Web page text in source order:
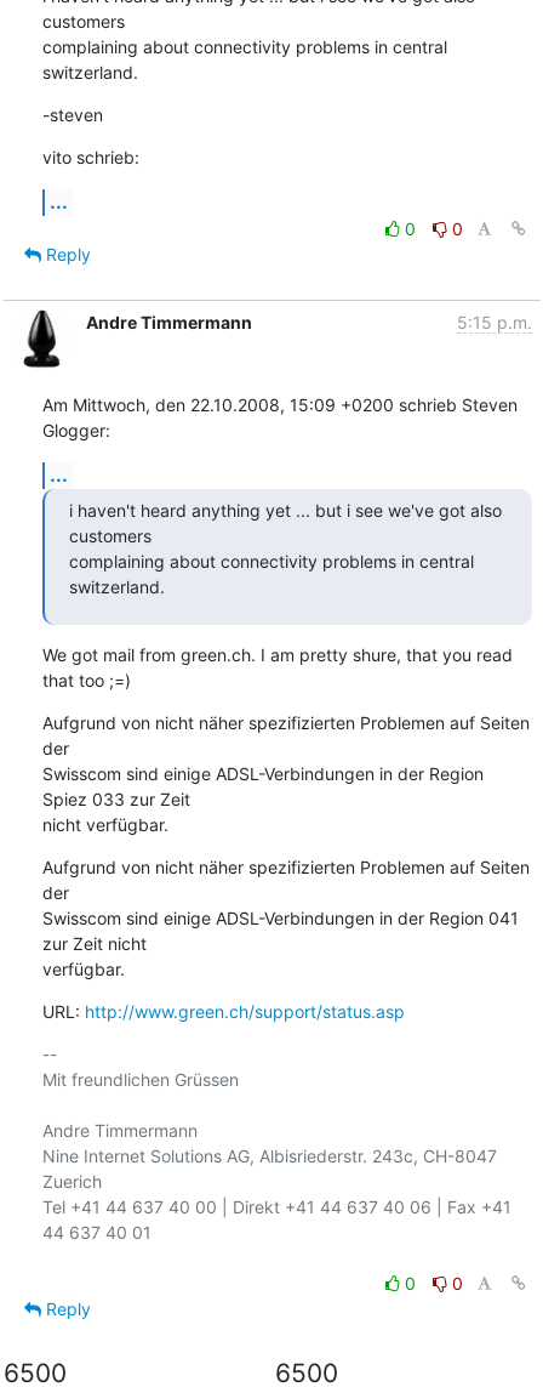
customers
complaining about connectivity problems in central
switzerland.
-steven
vito schrieb:
...
0
0
Reply
Andre Timmermann 5:15 p.m.
Am Mittwoch, den 22.10.2008, 15:09 +0200 schrieb Steven
Glogger:
...
i haven't heard anything yet ... but i see we've got also
customers
complaining about connectivity problems in central
switzerland.
We got mail from green.ch. I am pretty shure, that you read
that too ;=)
Aufgrund von nicht näher spezifizierten Problemen auf Seiten
der
Swisscom sind einige ADSL-Verbindungen in der Region
Spiez 033 zur Zeit
nicht verfügbar.
Aufgrund von nicht näher spezifizierten Problemen auf Seiten
der
Swisscom sind einige ADSL-Verbindungen in der Region 041
zur Zeit nicht
verfügbar.
URL: http://www.green.ch/support/status.asp
--
Mit freundlichen Grüssen
Andre Timmermann
Nine Internet Solutions AG, Albisriederstr. 243c, CH-8047
Zuerich
Tel +41 44 637 40 00 | Direkt +41 44 637 40 06 | Fax +41
44 637 40 01
0
0
Reply
6500 6500